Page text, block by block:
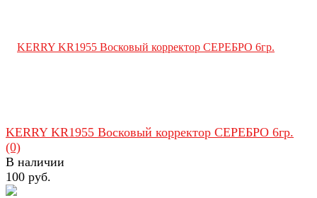
KERRY KR1955 Восковый корректор СЕРЕБРО 6гр.
(0)
В наличии
100 руб.